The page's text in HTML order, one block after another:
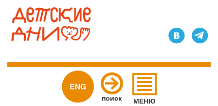
поиск
Главное
меню
МЕНЮ